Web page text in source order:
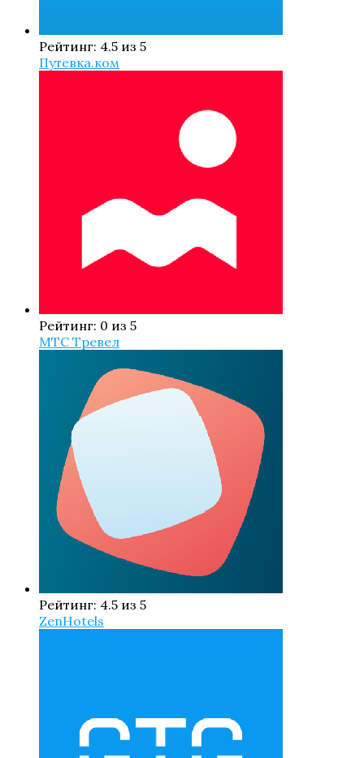
Рейтинг: 4.5 из 5
Путевка.ком
Рейтинг: 0 из 5
МТС Тревел
Рейтинг: 4.5 из 5
ZenHotels